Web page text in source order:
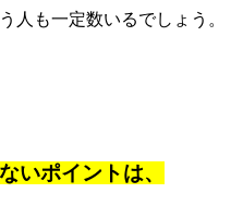
人も一定数いるでしょう。
いポイントは、